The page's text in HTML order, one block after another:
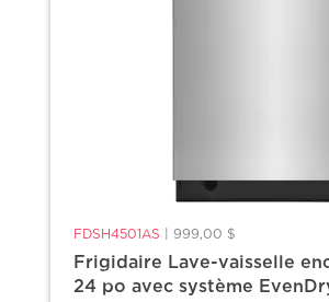
FDSH4501AS 999,00 $
Frigidaire Lave-vaisselle
24 po avec système